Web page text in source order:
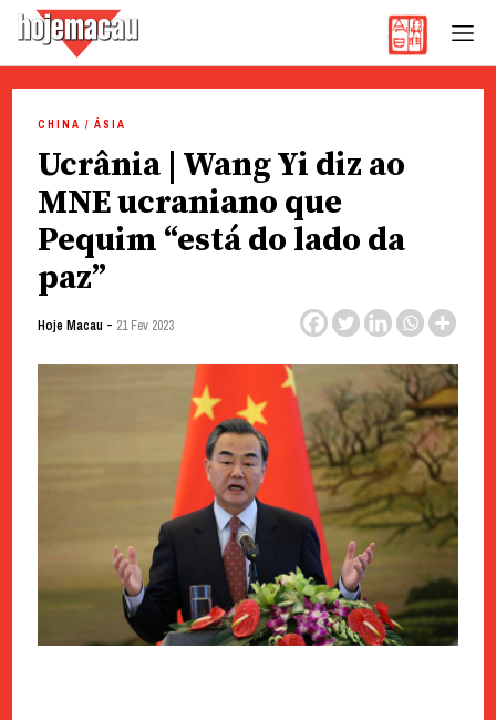
content
CHINA / ÁSIA
Ucrânia | Wang Yi diz ao
MNE ucraniano que
Pequim “está do lado da
paz”
Hoje Macau - 21 Fev 2023